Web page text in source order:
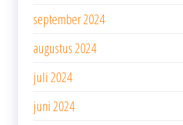
september 2024
augustus 2024
juli 2024
juni 2024